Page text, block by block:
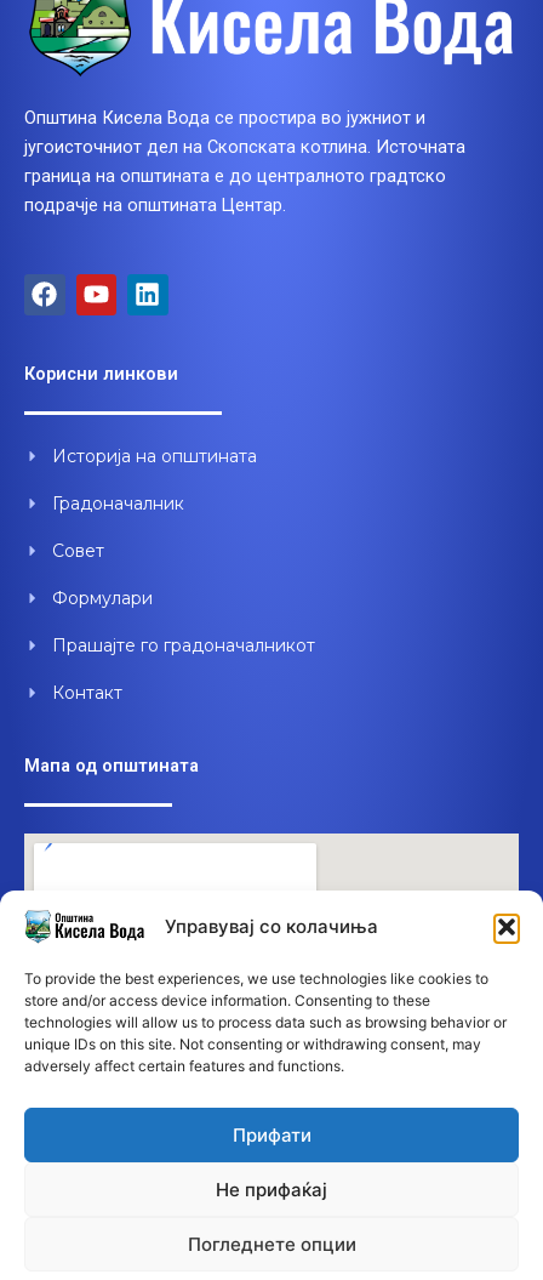
Управувај со колачиња
To provide the best experiences, we use technologies like cookies to
store and/or access device information. Consenting to these
technologies will allow us to process data such as browsing behavior or
unique IDs on this site. Not consenting or withdrawing consent, may
adversely affect certain features and functions.
Прифати
Не прифаќај
Погледнете опции
Општина Кисела Вода се простира во јужниот и
југоисточниот дел на Скопската котлина. Источната
граница на општината е до централното градтско
подрачје на општината Центар.
F
a
e
b
o
k
Y
o
t
u
b
L
i
k
e
d
n
Корисни линкови
Историја на општината
Градоначалник
Совет
Формулари
Прашајте го градоначалникот
Контакт
Мапа од општината